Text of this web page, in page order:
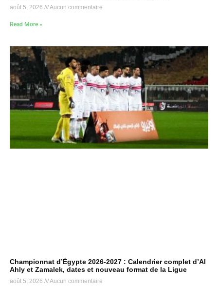
août 5, 2026 Aucun commentaire
Read More »
Championnat d’Égypte 2026-2027 : Calendrier complet d’Al
Ahly et Zamalek, dates et nouveau format de la Ligue
août 5, 2026 Aucun commentaire